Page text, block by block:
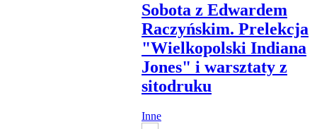
Sobota z Edwardem
Raczyńskim. Prelekcja
"Wielkopolski Indiana
Jones" i warsztaty z
sitodruku
Inne